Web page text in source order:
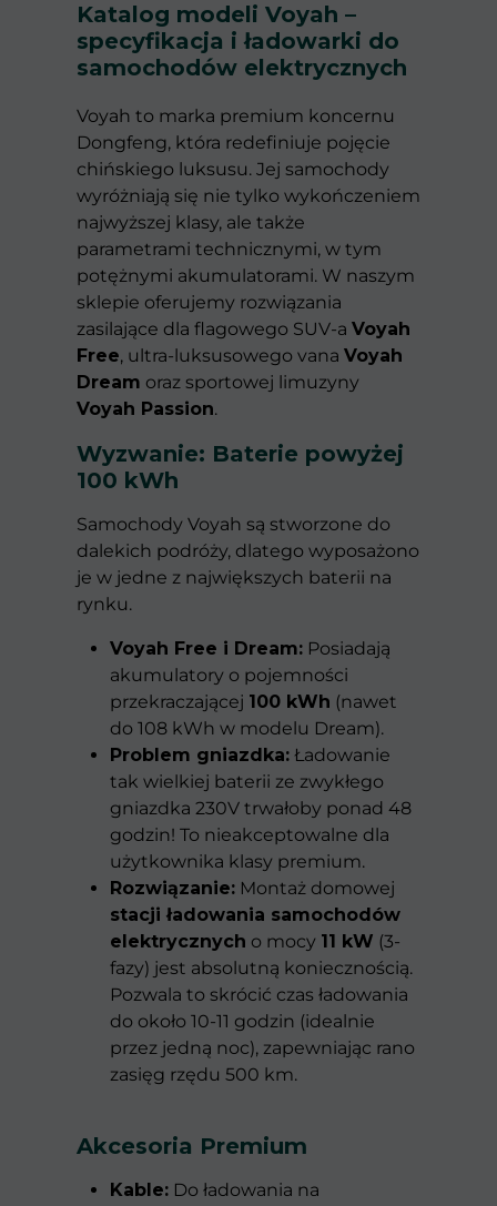
Katalog modeli Voyah –
specyfikacja i ładowarki do
samochodów elektrycznych
Voyah to marka premium koncernu
Dongfeng, która redefiniuje pojęcie
chińskiego luksusu. Jej samochody
wyróżniają się nie tylko wykończeniem
najwyższej klasy, ale także
parametrami technicznymi, w tym
potężnymi akumulatorami. W naszym
sklepie oferujemy rozwiązania
zasilające dla flagowego SUV-a Voyah
Free, ultra-luksusowego vana Voyah
Dream oraz sportowej limuzyny
Voyah Passion.
Wyzwanie: Baterie powyżej
100 kWh
Samochody Voyah są stworzone do
dalekich podróży, dlatego wyposażono
je w jedne z największych baterii na
rynku.
Voyah Free i Dream: Posiadają
akumulatory o pojemności
przekraczającej 100 kWh (nawet
do 108 kWh w modelu Dream).
Problem gniazdka: Ładowanie
tak wielkiej baterii ze zwykłego
gniazdka 230V trwałoby ponad 48
godzin! To nieakceptowalne dla
użytkownika klasy premium.
Rozwiązanie: Montaż domowej
stacji ładowania samochodów
elektrycznych o mocy 11 kW (3-
fazy) jest absolutną koniecznością.
Pozwala to skrócić czas ładowania
do około 10-11 godzin (idealnie
przez jedną noc), zapewniając rano
zasięg rzędu 500 km.
Akcesoria Premium
Kable: Do ładowania na